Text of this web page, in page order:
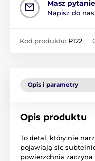
Masz
Napisz do nas
Kod produktu: P122
Opis i parametry
Opis produktu
To detal, który nie
pojawiają się
powierzchnia zaczyna